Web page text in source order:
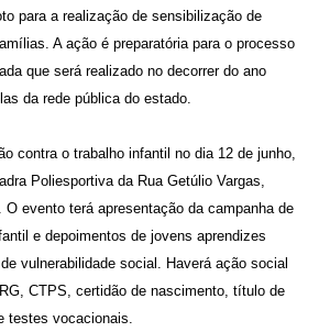
para a realização de sensibilização de
A ação é preparatória para o processo
que será realizado no decorrer do ano
da rede pública do estado.
contra o trabalho infantil no dia 12 de junho,
Poliesportiva da Rua Getúlio Vargas,
O evento terá apresentação da campanha de
e depoimentos de jovens aprendizes
vulnerabilidade social. Haverá ação social
CTPS, certidão de nascimento, título de
testes vocacionais.